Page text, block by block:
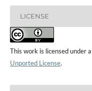
LICENSE
This work is licensed under a
Unported License.